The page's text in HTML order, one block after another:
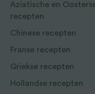
Aziatische en
recepten
Chinese recepten
Franse recepten
Griekse recepten
Hollandse recepten